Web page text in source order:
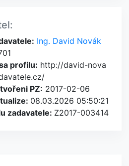
Ing. David Novák
profilu: http://david-nova
PZ: 2017-02-06
08.03.2026 05:50:21
zadavatele: Z2017-003414